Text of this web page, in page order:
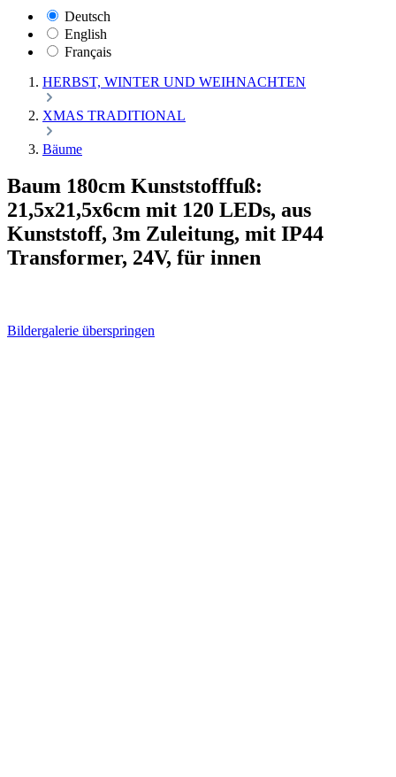
Deutsch
English
Français
HERBST, WINTER UND WEIHNACHTEN
XMAS TRADITIONAL
Bäume
Baum 180cm Kunststofffuß:
21,5x21,5x6cm mit 120 LEDs, aus
Kunststoff, 3m Zuleitung, mit IP44
Transformer, 24V, für innen
Bildergalerie überspringen